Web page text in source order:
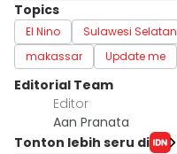
Topics
El Nino Sulawesi Selatan
makassar
Update me
Editorial Team
Editor
Aan Pranata
Tonton lebih seru di